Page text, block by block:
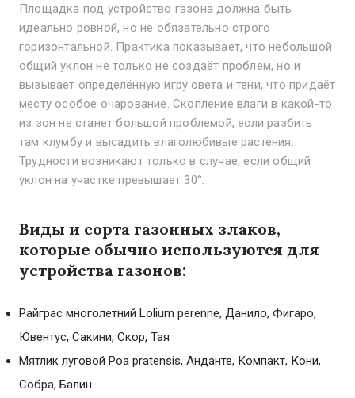
Площадка под устройство газона должна быть
идеально ровной, но не обязательно строго
горизонтальной. Практика показывает, что небольшой
общий уклон не только не создаёт проблем, но и
вызывает определённую игру света и тени, что придаёт
месту особое очарование. Скопление влаги в какой-то
из зон не станет большой проблемой, если разбить
там клумбу и высадить влаголюбивые растения.
Трудности возникают только в случае, если общий
уклон на участке превышает 30°.
Виды и сорта газонных злаков,
которые обычно используются для
устройства газонов:
Райграс многолетний Lolium perenne, Данило, Фигаро,
Ювентус, Сакини, Скор, Тая
Мятлик луговой Poa pratensis, Анданте, Компакт, Кони,
Собра, Балин